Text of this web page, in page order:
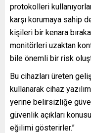
protokolleri
karşı korumaya sahip
kişileri bir kenara
monitörleri uzaktan
bile önemli bir risk
Bu cihazları üreten
kullanarak cihaz
yerine belirsizliğe
güvenlik açıkları
eğilimi gösterirler.”